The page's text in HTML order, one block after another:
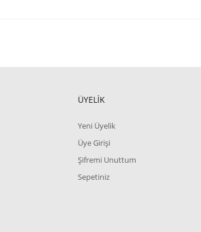
ÜYELİK
Yeni Üyelik
Üye Girişi
Şifremi Unuttum
Sepetiniz